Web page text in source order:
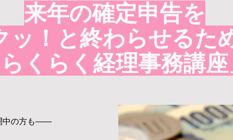
来年の確定申告を
ッ！と終わらせるた
らくらく経理事務講
中の方も――